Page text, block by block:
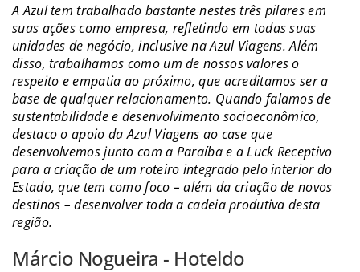
A Azul tem trabalhado bastante nestes três pilares em
suas ações como empresa, refletindo em todas suas
unidades de negócio, inclusive na Azul Viagens. Além
disso, trabalhamos como um de nossos valores o
respeito e empatia ao próximo, que acreditamos ser a
base de qualquer relacionamento. Quando falamos de
sustentabilidade e desenvolvimento socioeconômico,
destaco o apoio da Azul Viagens ao case que
desenvolvemos junto com a Paraíba e a Luck Receptivo
para a criação de um roteiro integrado pelo interior do
Estado, que tem como foco – além da criação de novos
destinos – desenvolver toda a cadeia produtiva desta
região.
Márcio Nogueira - Hoteldo